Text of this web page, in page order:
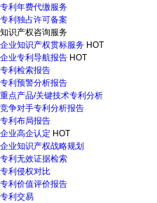
专利年费代缴服务
专利独占许可备案
知识产权咨询服务
企业知识产权贯标服务 HOT
企业专利导航报告 HOT
专利检索报告
专利预警分析报告
重点产品/关键技术专利分析
竞争对手专利分析报告
专利布局报告
企业高企认定 HOT
企业知识产权战略规划
专利无效证据检索
专利侵权对比
专利价值评价报告
专利交易